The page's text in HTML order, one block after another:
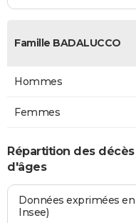
Famille BADALUCCO
Hommes
Femmes
Répartition des
d'âges
Données exprimées
Insee)